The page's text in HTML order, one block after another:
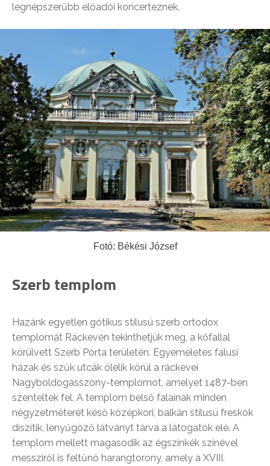
legnépszerűbb előadói koncerteznek.
Fotó: Békési József
Szerb templom
Hazánk egyetlen gótikus stílusú szerb ortodox
templomát Ráckevén tekinthetjük meg, a kőfallal
körülvett Szerb Porta területén. Egyemeletes falusi
házak és szűk utcák ölelik körül a ráckevei
Nagyboldogasszony-templomot, amelyet 1487-ben
szenteltek fel. A templom belső falainak minden
négyzetméterét késő középkori, balkán stílusú freskók
díszítik, lenyűgöző látványt tárva a látogatók elé. A
templom mellett magasodik az égszínkék színével
messziről is feltűnő harangtorony, amely a XVIII.